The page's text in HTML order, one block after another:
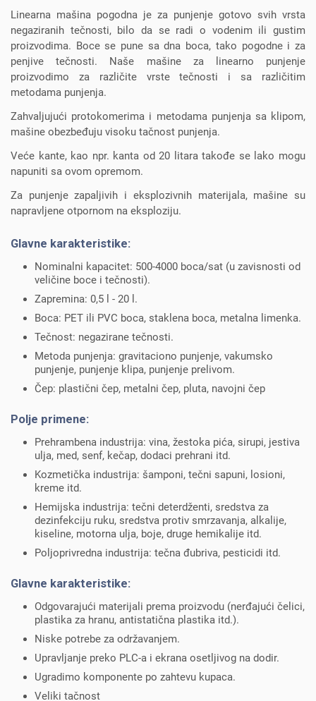
Linearna mašina pogodna je za punjenje gotovo svih vrsta
negaziranih tečnosti, bilo da se radi o vodenim ili gustim
proizvodima. Boce se pune sa dna boca, tako pogodne i za
penjive tečnosti. Naše mašine za linearno punjenje
proizvodimo za različite vrste tečnosti i sa različitim
metodama punjenja.
Zahvaljujući protokomerima i metodama punjenja sa klipom,
mašine obezbeđuju visoku tačnost punjenja.
Veće kante, kao npr. kanta od 20 litara takođe se lako mogu
napuniti sa ovom opremom.
Za punjenje zapaljivih i eksplozivnih materijala, mašine su
napravljene otpornom na eksploziju.
Glavne karakteristike:
Nominalni kapacitet: 500-4000 boca/sat (u zavisnosti od
veličine boce i tečnosti).
Zapremina: 0,5 l - 20 l.
Boca: PET ili PVC boca, staklena boca, metalna limenka.
Tečnost: negazirane tečnosti.
Metoda punjenja: gravitaciono punjenje, vakumsko
punjenje, punjenje klipa, punjenje prelivom.
Čep: plastični čep, metalni čep, pluta, navojni čep
Polje primene:
Prehrambena industrija: vina, žestoka pića, sirupi, jestiva
ulja, med, senf, kečap, dodaci prehrani itd.
Kozmetička industrija: šamponi, tečni sapuni, losioni,
kreme itd.
Hemijska industrija: tečni deterdženti, sredstva za
dezinfekciju ruku, sredstva protiv smrzavanja, alkalije,
kiseline, motorna ulja, boje, druge hemikalije itd.
Poljoprivredna industrija: tečna đubriva, pesticidi itd.
Glavne karakteristike:
Odgovarajući materijali prema proizvodu (nerđajući čelici,
plastika za hranu, antistatična plastika itd.).
Niske potrebe za održavanjem.
Upravljanje preko PLC-a i ekrana osetljivog na dodir.
Ugradimo komponente po zahtevu kupaca.
Veliki tačnost